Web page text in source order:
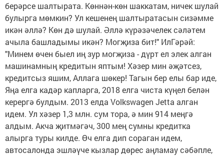
берәрсе шалтырата. Көннән-көн шаккатам, ничек шулай
булырга мөмкин? Ул кешенең шалтыратасын сизәмме
икән әллә? Көн дә шулай. Әллә күрәзәчелек сәләтем
ачыла башладымы икән? Могҗиза бит!" ИлГәрәй:
"Минем өчен быел иң зур могҗиза - дүрт ел элек алган
машинамның кредитын яптым! Хәзер мин әҗәтсез,
кредитсыз яшим, Аллага шөкер! Тагын бер елы бар иде,
Яңа елга кадәр капларга, 2018 елга чиста күңел белән
керергә булдым. 2013 елда Volkswagen Jetta алган
идем. Ул хәзер 1,3 млн. сум тора, ә мин 914 меңгә
алдым. Акча җитмәгәч, 300 мең сумны кредитка
алырга туры килде. Өч елга дип сораган идем,
автосалонда эшләүче кызлар дөрес аңламау сәбәпле,